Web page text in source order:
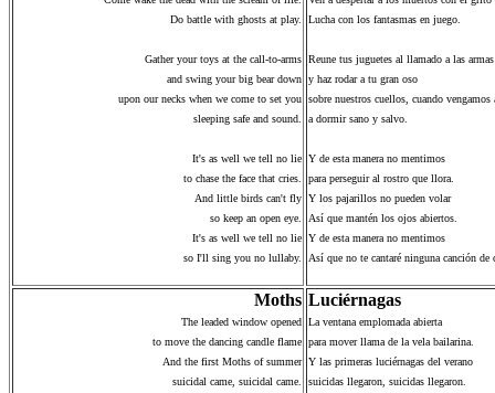
Do battle with ghosts at play.
Gather your toys at the call-to-arms
and swing your big bear down
upon our necks when we come to set you
sleeping safe and sound.
It's as well we tell no lie
to chase the face that cries.
And little birds can't fly
so keep an open eye.
It's as well we tell no lie
so I'll sing you no lullaby.
Lucha con los fantasmas en juego.
Reune tus juguetes al llamado a las armas
y haz rodar a tu gran oso
sobre nuestros cuellos, cuando vengamos
a dormir sano y salvo.
Y de esta manera no mentimos
para perseguir al rostro que llora.
Y los pajarillos no pueden volar
Así que mantén los ojos abiertos.
Y de esta manera no mentimos
Así que no te cantaré ninguna canción de
Moths
The leaded window opened
to move the dancing candle flame
And the first Moths of summer
suicidal came, suicidal came.
Luciérnagas
La ventana emplomada abierta
para mover llama de la vela bailarina.
Y las primeras luciérnagas del verano
suicidas llegaron, suicidas llegaron.